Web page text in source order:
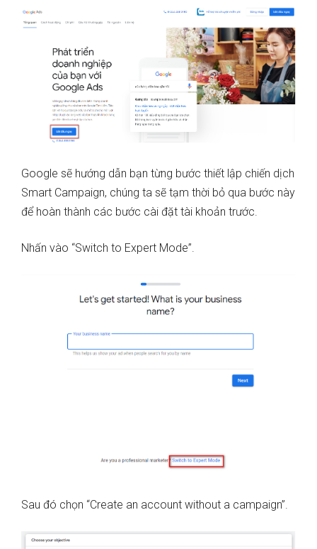
Google sẽ hướng dẫn bạn từng bước thiết lập chiến dịch
Smart Campaign, chúng ta sẽ tạm thời bỏ qua bước này
để hoàn thành các bước cài đặt tài khoản trước.
Nhấn vào “Switch to Expert Mode”.
Sau đó chọn “Create an account without a campaign”.